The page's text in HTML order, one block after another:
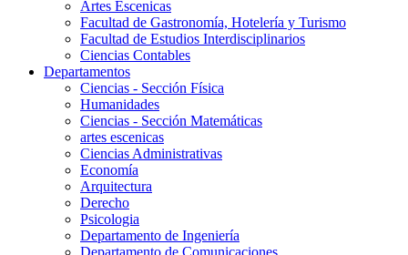
Artes Escenicas
Facultad de Gastronomía, Hotelería y Turismo
Facultad de Estudios Interdisciplinarios
Ciencias Contables
Departamentos
Ciencias - Sección Física
Humanidades
Ciencias - Sección Matemáticas
artes escenicas
Ciencias Administrativas
Economía
Arquitectura
Derecho
Psicologia
Departamento de Ingeniería
Departamento de Comunicaciones